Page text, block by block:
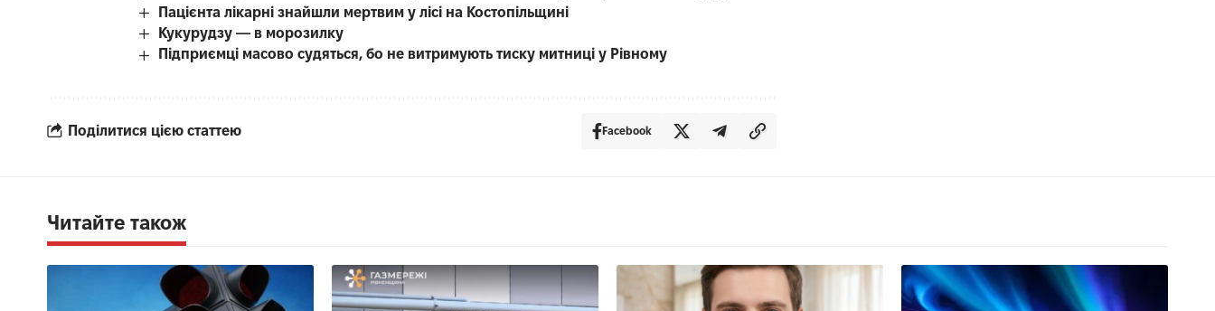
Пацієнта лікарні знайшли мертвим у лісі на Костопільщині
Кукурудзу — в морозилку
Підприємці масово судяться, бо не витримують тиску митниці у Рівному
Поділитися цією статтею Facebook
Читайте також